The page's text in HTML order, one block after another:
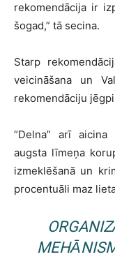
rekomendācija ir
šogad,” tā secina.
Starp
veicināšana un
rekomendāciju
“Delna” arī
augsta līmeņa
izmeklēšanā un
procentuāli maz